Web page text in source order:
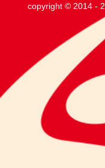
copyright © 2014 -